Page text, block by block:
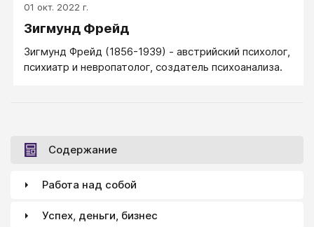
01 окт. 2022 г.
Зигмунд Фрейд
Зигмунд Фрейд (1856-1939) - австрийский психолог,
психиатр и невропатолог, создатель психоанализа.
Содержание
Работа над собой
Успех, деньги, бизнес